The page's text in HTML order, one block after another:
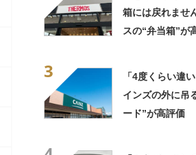
箱には戻れま
スの“弁当箱”
3
「4度くらい違
インズの外に吊
ード”が高評価